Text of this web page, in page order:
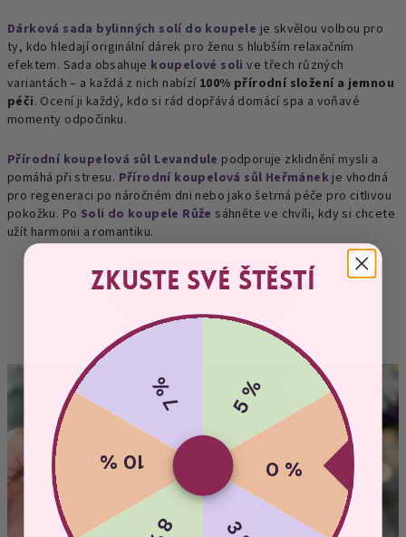
Dárková sada bylinných solí do koupele je skvělou volbou pro
ty, kdo hledají originální dárek pro ženu s hlubším relaxačním
efektem. Sada obsahuje koupelové soli ve třech různých
variantách – a každá z nich nabízí 100% přírodní složení a jemnou
péči. Ocení ji každý, kdo si rád dopřává domácí spa a voňavé
momenty odpočinku.
Přírodní koupelová sůl Levandule podporuje zklidnění mysli a
pomáhá při stresu. Přírodní koupelová sůl Heřmánekje vhodná
pro regeneraci po náročném dni nebo jako šetrná péče pro citlivou
pokožku. Po Soli do koupele Růže sáhněte ve chvíli, kdy si chcete
užít harmonii a romantiku.
Zkuste své štěstí
5 %
0 %
10 %
7 %